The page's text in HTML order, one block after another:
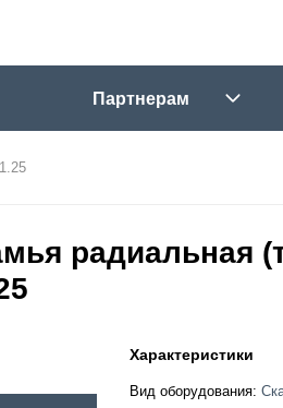
Партнерам
радиальная
Характеристики
Вид оборудования: